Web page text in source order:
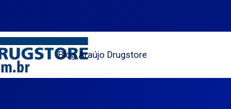
Blog Araújo Drugstore